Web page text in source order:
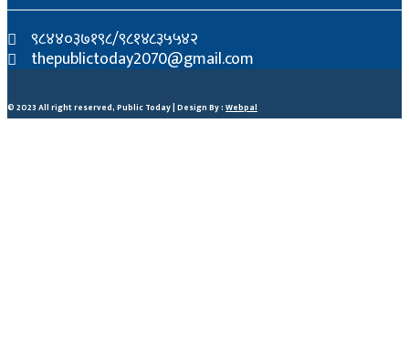
९८४४०३७१९८/९८१४८३५५४२
thepublictoday2070@gmail.com
© 2023 All right reserved, Public Today | Design By : Webpal